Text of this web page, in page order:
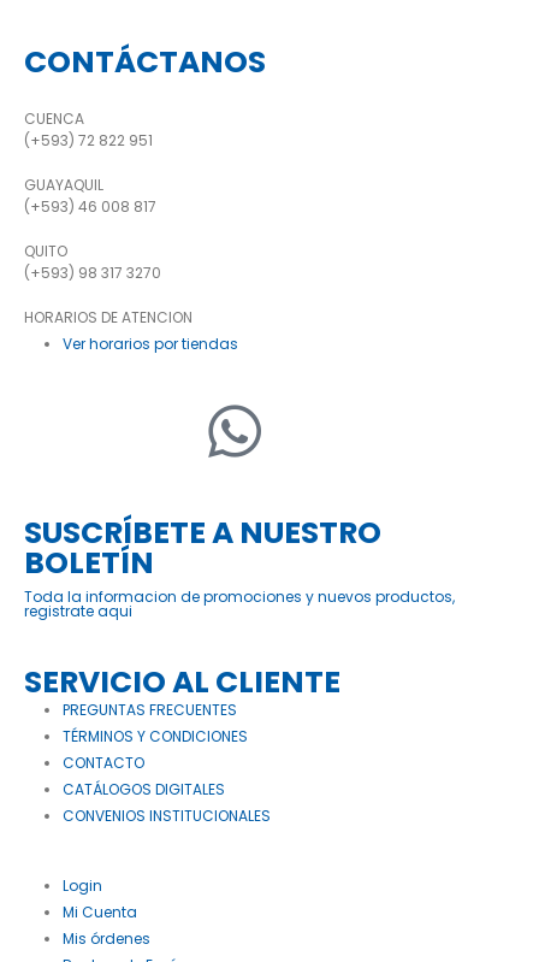
CONTÁCTANOS
CUENCA
(+593) 72 822 951
GUAYAQUIL
(+593) 46 008 817
QUITO
(+593) 98 317 3270
HORARIOS DE ATENCION
Ver horarios por tiendas
SUSCRÍBETE A NUESTRO
BOLETÍN
Toda la informacion de promociones y nuevos productos,
registrate aqui
SERVICIO AL CLIENTE
PREGUNTAS FRECUENTES
TÉRMINOS Y CONDICIONES
CONTACTO
CATÁLOGOS DIGITALES
CONVENIOS INSTITUCIONALES
Login
Mi Cuenta
Mis órdenes